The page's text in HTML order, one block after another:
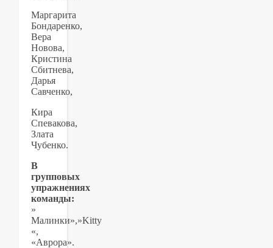
Маргарита
Бондаренко,
Вера
Новова,
Кристина
Сбитнева,
Дарья
Савченко,
Кира
Спевакова,
Злата
Чубенко.
В
групповых
упражнениях
команды:
»
Малинки»,»Kitty
«,
«Аврора».